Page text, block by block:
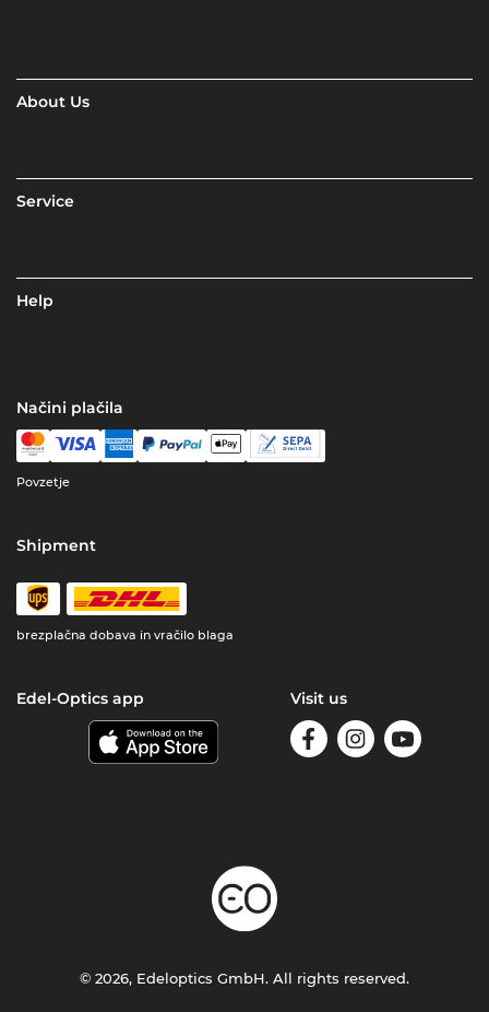
About Us
Service
Help
Načini plačila
Povzetje
Shipment
brezplačna dobava in vračilo blaga
Edel-Optics app Visit us
© 2026, Edeloptics GmbH. All rights reserved.